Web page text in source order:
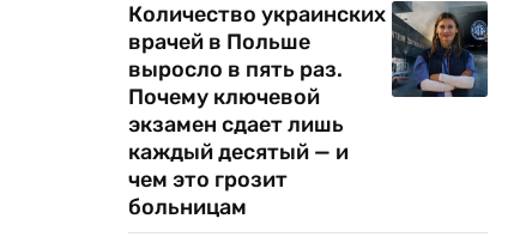
Количество украинских
врачей в Польше
выросло в пять раз.
Почему ключевой
экзамен сдает лишь
каждый десятый — и
чем это грозит
больницам